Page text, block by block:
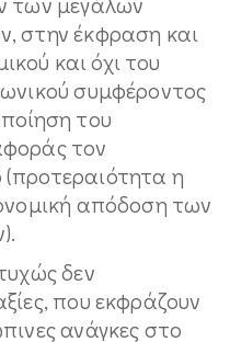
στην έκφραση και
και όχι του
συμφέροντος
του
τον
η
απόδοση των
δεν
που εκφράζουν
ανάγκες στο